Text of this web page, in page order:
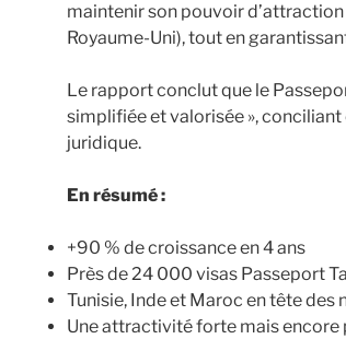
maintenir son pouvoir
Royaume-Uni), tout en
Le rapport conclut que le
simplifiée et valorisée »,
juridique.
En résumé :
+90 % de croissance en 4 ans
Près de 24 000 visas Passeport
Tunisie, Inde et Maroc en tête des
Une attractivité forte mais